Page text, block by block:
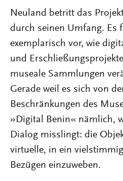
Neuland betritt das
durch seinen Umfang. Es
exemplarisch vor, wie
und
museale Sammlungen
Gerade weil es sich von
Beschränkungen des
»Digital Benin« nämlich,
Dialog misslingt: die
virtuelle, in ein
Bezügen einzuweben.